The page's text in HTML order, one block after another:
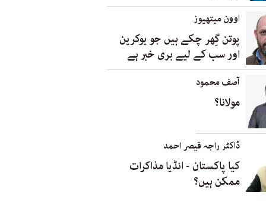
اوون میتھیوز
پوتن گِھر چکے ہیں جو یوکرین
اور سب کے لیے بری خبر ہے
آصف محمود
مولانا؟
ڈاکٹر راجہ قیصر احمد
کیا پاکستان - انڈیا مذاکرات
ممکن ہیں؟